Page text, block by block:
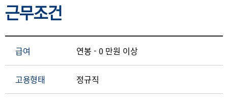
근무조건
급여 연봉 - 0 만원 이상
고용형태 정규직